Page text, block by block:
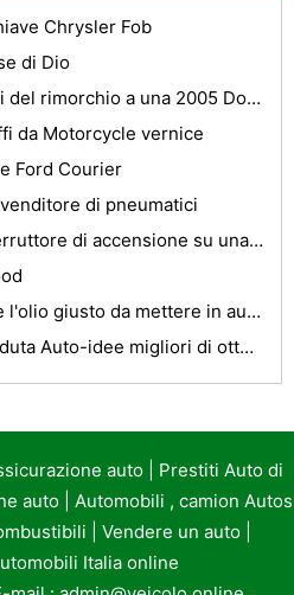
Chrysler Fob
di Dio
Come collegare Freni del rimorchio a una 2005 Dodge Ram 1500
da Motorcycle vernice
Ford Courier
di pneumatici
Come sostituire l'interruttore di accensione su una Chevrolet Truck '78
Come faccio a sapere l'olio giusto da mettere in auto?
L'acquisto di Riposseduta Auto-idee migliori di ottenere uno
auto
Prestiti Auto di
auto
Automobili , camion Autos
Vendere un auto|
Italia online